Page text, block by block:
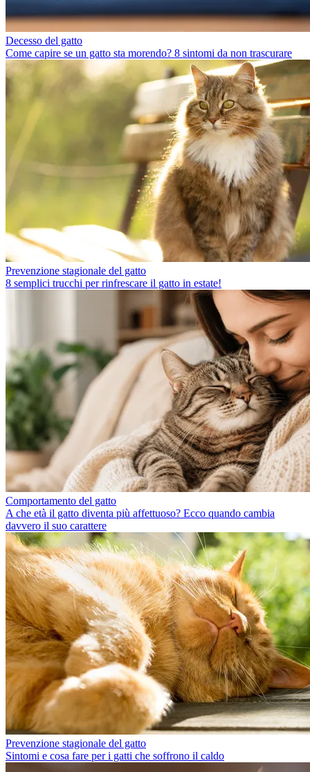
Decesso del gatto
Come capire se un gatto sta morendo? 8 sintomi da non trascurare
Prevenzione stagionale del gatto
8 semplici trucchi per rinfrescare il gatto in estate!
Comportamento del gatto
A che età il gatto diventa più affettuoso? Ecco quando cambia
davvero il suo carattere
Prevenzione stagionale del gatto
Sintomi e cosa fare per i gatti che soffrono il caldo